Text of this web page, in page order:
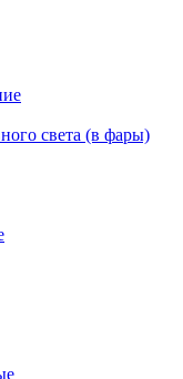
света (в фары)